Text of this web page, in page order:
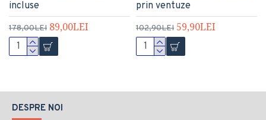
incluse
178,00LEI 89,00LEI
prin ventuze
102,90LEI 59,90LEI
DESPRE NOI